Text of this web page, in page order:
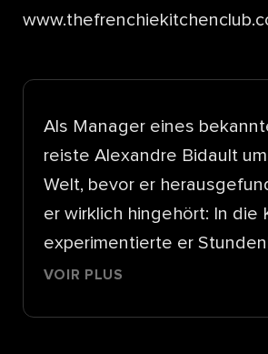
Als Manager eines
reiste Alexandre Bidault
Welt, bevor er
er wirklich hingehört: In die
experimentierte er
hochwertigen Zutaten und
VOIR PLUS